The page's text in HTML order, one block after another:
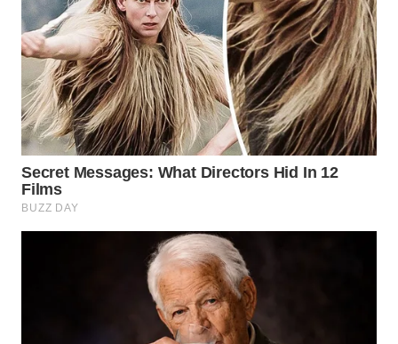
WN
KUNINGAN
WN
MAJALENGKA
WN
SUBANG